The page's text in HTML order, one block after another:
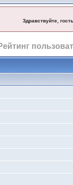
Здравствуйте, гость